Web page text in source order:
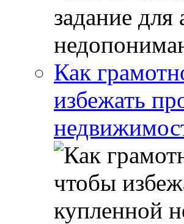
Как
избежать